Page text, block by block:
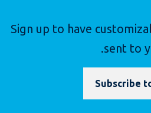
Sign up to have
sent to
Subscribe